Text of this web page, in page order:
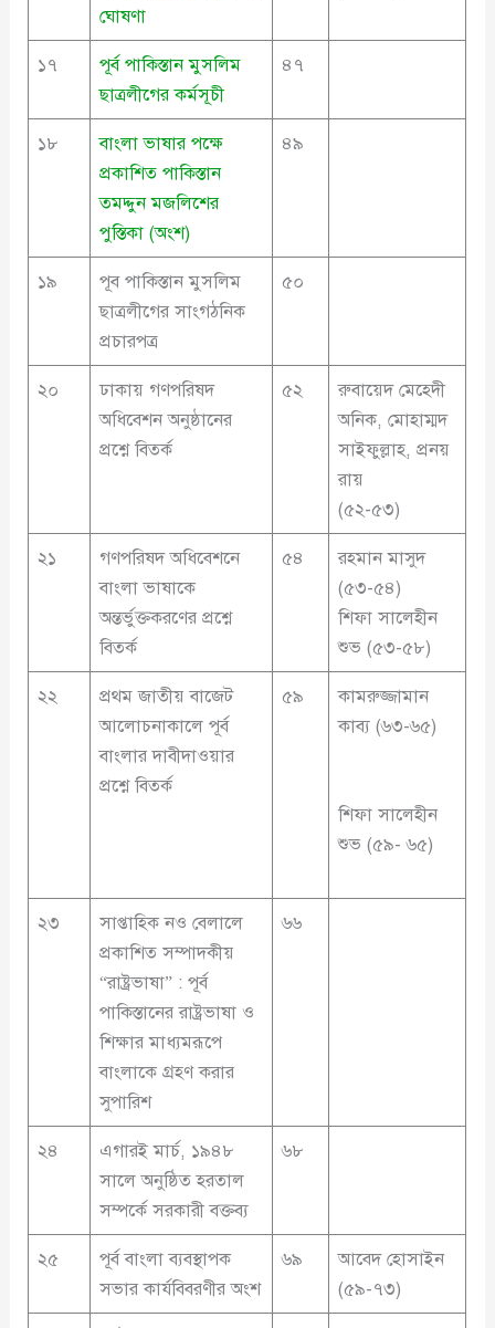
ঘোষণা
১৭
পূর্ব পাকিস্তান মুসলিম
ছাত্রলীগের কর্মসূচী
৪৭
১৮
বাংলা ভাষার পক্ষে
প্রকাশিত পাকিস্তান
তমদ্দুন মজলিশের
পুস্তিকা (অংশ)
৪৯
১৯
পূব পাকিস্তান মুসলিম
ছাত্রলীগের সাংগঠনিক
প্রচারপত্র
৫০
২০
ঢাকায় গণপরিষদ
অধিবেশন অনুষ্ঠানের
প্রশ্নে বিতর্ক
৫২
রুবায়েদ মেহেদী
অনিক, মোহাম্মদ
সাইফুল্লাহ, প্রনয়
রায়
(৫২-৫৩)
২১
গণপরিষদ অধিবেশনে
বাংলা ভাষাকে
অন্তর্ভুক্তকরণের প্রশ্নে
বিতর্ক
৫৪
রহমান মাসুদ
(৫৩-৫৪)
শিফা সালেহীন
শুভ (৫৩-৫৮)
২২
প্রথম জাতীয় বাজেট
আলোচনাকালে পূর্ব
বাংলার দাবীদাওয়ার
প্রশ্নে বিতর্ক
৫৯
কামরুজ্জামান
কাব্য (৬৩-৬৫)
শিফা সালেহীন
শুভ (৫৯- ৬৫)
২৩
সাপ্তাহিক নও বেলালে
প্রকাশিত সম্পাদকীয়
“রাষ্ট্রভাষা” : পূর্ব
পাকিস্তানের রাষ্ট্রভাষা ও
শিক্ষার মাধ্যমরূপে
বাংলাকে গ্রহণ করার
সুপারিশ
৬৬
২৪
এগারই মার্চ, ১৯৪৮
সালে অনুষ্ঠিত হরতাল
সম্পর্কে সরকারী বক্তব্য
৬৮
২৫
পূর্ব বাংলা ব্যবস্থাপক
সভার কার্যবিবরণীর অংশ
৬৯
আবেদ হোসাইন
(৫৯-৭৩)